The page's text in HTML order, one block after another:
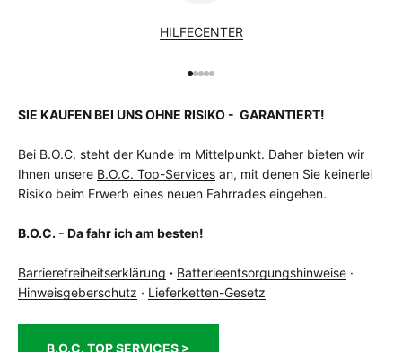
HILFECENTER
SIE KAUFEN BEI UNS OHNE RISIKO - GARANTIERT!
Bei B.O.C. steht der Kunde im Mittelpunkt. Daher bieten wir
Ihnen unsere B.O.C. Top-Services an, mit denen Sie keinerlei
Risiko beim Erwerb eines neuen Fahrrades eingehen.
B.O.C. - Da fahr ich am besten!
Barrierefreiheitserklärung · Batterieentsorgungshinweise ·
Hinweisgeberschutz · Lieferketten-Gesetz
B.O.C. TOP SERVICES >